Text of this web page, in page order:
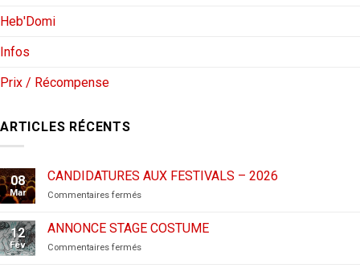
Heb'Domi
Infos
Prix / Récompense
ARTICLES RÉCENTS
08
Mar
CANDIDATURES AUX FESTIVALS – 2026
Commentaires ferméssur
AUX
FESTIVALS
–
12
Fév
ANNONCE STAGE COSTUME
Commentaires ferméssur